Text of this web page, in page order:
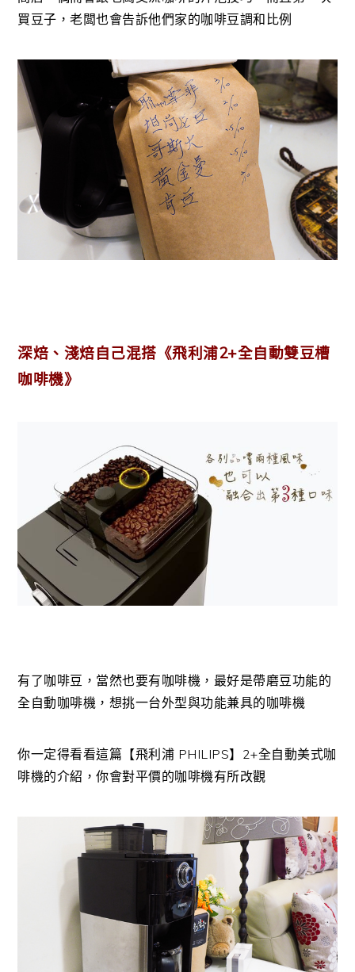
買豆子，老闆也會告訴他們家的咖啡豆調和比例
深焙、淺焙自己混搭《飛利浦2+全自動雙豆槽
咖啡機》
有了咖啡豆，當然也要有咖啡機，最好是帶磨豆功能的
全自動咖啡機，想挑一台外型與功能兼具的咖啡機
你一定得看看這篇【飛利浦 PHILIPS】2+全自動美式咖
啡機的介紹，你會對平價的咖啡機有所改觀